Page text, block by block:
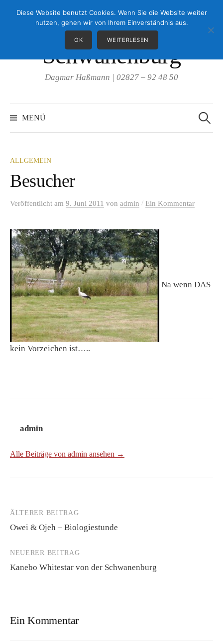
Landseer von der
Schwanenburg
Dagmar Haßmann | 02827 – 92 48 50
MENÜ
nach:
ALLGEMEIN
Besucher
Veröffentlicht am 9. Juni 2011 von admin / Ein Kommentar
Na wenn DAS
kein Vorzeichen ist…..
admin
Alle Beiträge von admin ansehen →
Beitrags-
Navigation
ÄLTERER BEITRAG
Owei & Ojeh – Biologiestunde
NEUERER BEITRAG
Kanebo Whitestar von der Schwanenburg
Ein Kommentar
Diese Website benutzt Cookies. Wenn Sie die Website weiter
nutzen, gehen wir von Ihrem Einverständnis aus.
OK WEITERLESEN